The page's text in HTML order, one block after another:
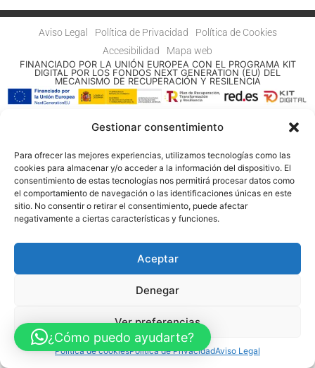
Gestionar consentimiento
Para ofrecer las mejores experiencias, utilizamos tecnologías como las
cookies para almacenar y/o acceder a la información del dispositivo. El
consentimiento de estas tecnologías nos permitirá procesar datos como
el comportamiento de navegación o las identificaciones únicas en este
sitio. No consentir o retirar el consentimiento, puede afectar
negativamente a ciertas características y funciones.
Aceptar
Denegar
Ver preferencias
Política de cookiesPolítica de PrivacidadAviso Legal
Aviso Legal Política de Privacidad
Política de Cookies
Accesibilidad
Mapa web
FINANCIADO POR LA UNIÓN EUROPEA CON EL PROGRAMA KIT
DIGITAL POR LOS FONDOS NEXT GENERATION (EU) DEL
MECANISMO DE RECUPERACIÓN Y RESILENCIA
¿Cómo puedo ayudarte?